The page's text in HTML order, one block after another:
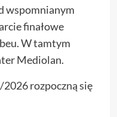
wspomnianym
finałowe
W tamtym
Mediolan.
2026 rozpoczną się